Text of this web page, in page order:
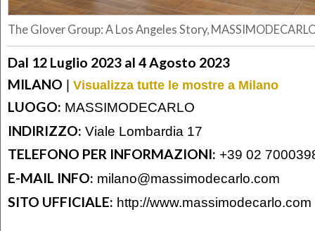
The Glover Group: A Los Angeles Story,
Dal 12 Luglio 2023 al 4 Agosto 2023
MILANO | Visualizza tutte le mostre a Milano
LUOGO: MASSIMODECARLO
INDIRIZZO: Viale Lombardia 17
TELEFONO PER INFORMAZIONI: +39 02
E-MAIL INFO: milano@massimodecarlo.com
SITO UFFICIALE: http://www.massimodecarlo.com